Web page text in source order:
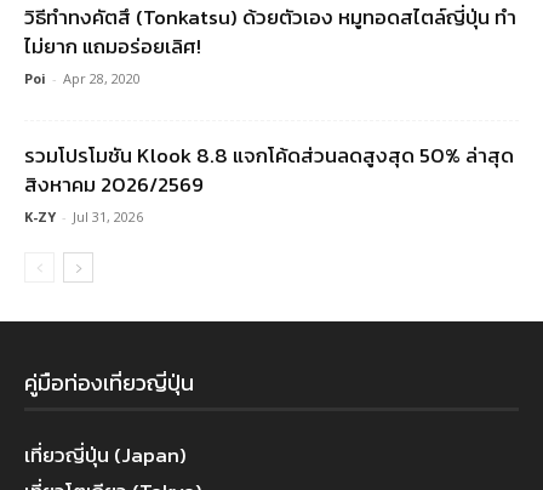
วิธีทำทงคัตสึ (Tonkatsu) ด้วยตัวเอง หมูทอดสไตล์ญี่ปุ่น ทำ
ไม่ยาก แถมอร่อยเลิศ!
Poi - Apr 28, 2020
รวมโปรโมชัน Klook 8.8 แจกโค้ดส่วนลดสูงสุด 50% ล่าสุด
สิงหาคม 2026/2569
K-ZY - Jul 31, 2026
คู่มือท่องเที่ยวญี่ปุ่น
เที่ยวญี่ปุ่น (Japan)